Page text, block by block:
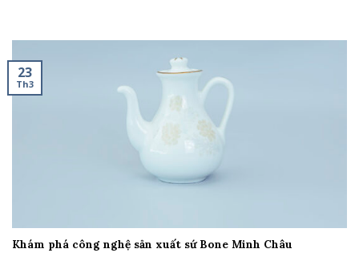
Khám phá công nghệ sản xuất sứ Bone Minh Châu
23
Th3